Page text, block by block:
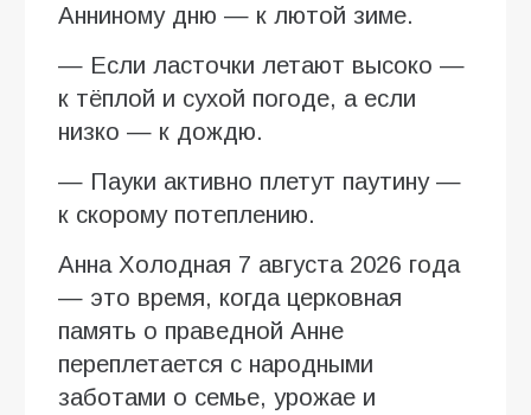
Анниному дню — к лютой зиме.
— Если ласточки летают высоко —
к тёплой и сухой погоде, а если
низко — к дождю.
— Пауки активно плетут паутину —
к скорому потеплению.
Анна Холодная 7 августа 2026 года
— это время, когда церковная
память о праведной Анне
переплетается с народными
заботами о семье, урожае и